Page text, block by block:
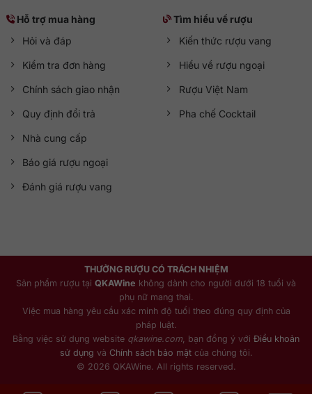
Hỗ trợ mua hàng
Hỏi và đáp
Kiểm tra đơn hàng
Chính sách giao nhận
Quy định đổi trả
Nhà cung cấp
Báo giá rượu ngoại
Đánh giá rượu vang
Tìm hiểu về rượu
Kiến thức rượu vang
Hiểu về rượu ngoại
Rượu Việt Nam
Pha chế Cocktail
THƯỞNG RƯỢU CÓ TRÁCH NHIỆM
Sản phẩm rượu tại QKAWine không dành cho người dưới 18 tuổi và
phụ nữ mang thai.
Việc mua hàng yêu cầu xác minh độ tuổi theo đúng quy định của
pháp luật.
Bằng việc sử dụng website qkawine.com , bạn đồng ý với Điều khoản
sử dụng và Chính sách bảo mậtcủa chúng tôi.
© 2026 QKAWine. All rights reserved.